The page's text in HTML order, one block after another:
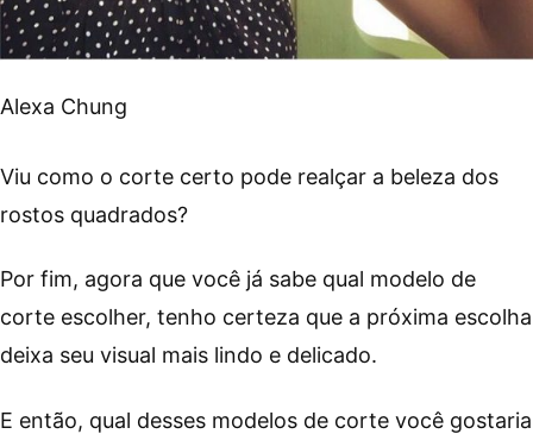
Alexa Chung
Viu como o corte certo pode realçar a beleza dos
rostos quadrados?
Por fim, agora que você já sabe qual modelo de
corte escolher, tenho certeza que a próxima escolha
deixa seu visual mais lindo e delicado.
E então, qual desses modelos de corte você gostaria